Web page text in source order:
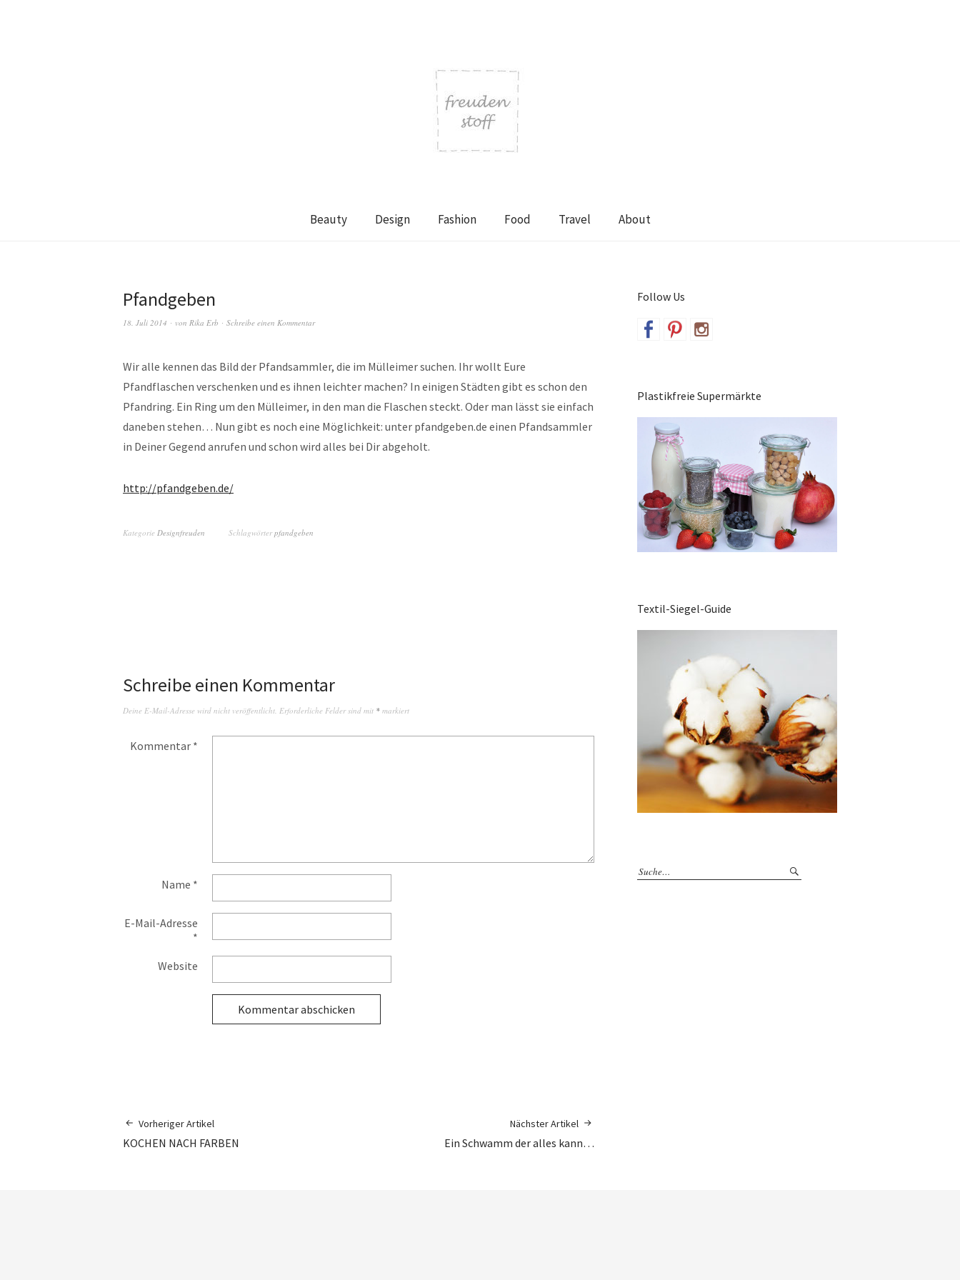
Beauty Design Fashion Food Travel About
Pfandgeben
18. Juli 2014 von Rika Erb Schreibe einen Kommentar
Wir alle kennen das Bild der Pfandsammler, die im Mülleimer suchen. Ihr wollt Eure
Pfandflaschen verschenken und es ihnen leichter machen? In einigen Städten gibt es schon den
Pfandring. Ein Ring um den Mülleimer, in den man die Flaschen steckt. Oder man lässt sie einfach
daneben stehen… Nun gibt es noch eine Möglichkeit: unter pfandgeben.de einen Pfandsammler
in Deiner Gegend anrufen und schon wird alles bei Dir abgeholt.
http://pfandgeben.de/
Kategorie Designfreuden Schlagwörterpfandgeben
Schreibe einen Kommentar
Deine E-Mail-Adresse wird nicht veröffentlicht. Erforderliche Felder sind mit * markiert
Kommentar *
Name *
E-Mail-Adresse
*
Website
Vorheriger Artikel
KOCHEN NACH FARBEN
Nächster Artikel
Ein Schwamm der alles kann…
Follow Us
Plastikfreie Supermärkte
Textil-Siegel-Guide